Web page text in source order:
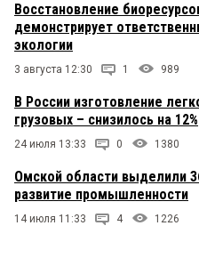
Восстановление
демонстрирует
экологии
3 августа 12:30 1 989
В России изготовление
грузовых – снизилось на 12%
24 июля 13:33 0 1380
Омской области выделили
развитие промышленности
14 июля 11:33 4 1226